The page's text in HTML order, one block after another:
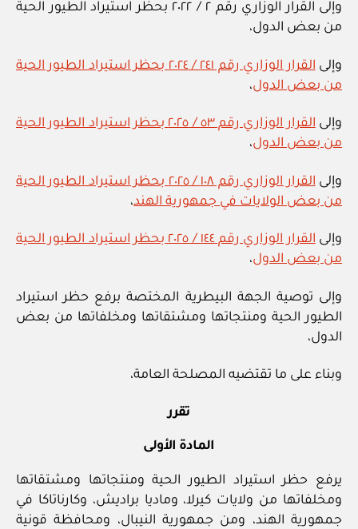
وإلى القرار الوزاري رقم ٢ / ٢٠٢٢ بحظر استيراد الطيور الحية
من بعض الدول،
وإلى
القرار الوزاري رقم ٢٤١ / ٢٠٢٤ بحظر استيراد الطيور الحية
من بعض الدول،
وإلى
القرار الوزاري رقم ٥٣ / ٢٠٢٥ بحظر استيراد الطيور الحية
من بعض الدول،
وإلى
القرار الوزاري رقم ١٠٨ / ٢٠٢٥ بحظر استيراد الطيور الحية
من بعض الولايات في جمهورية الهند،
وإلى
القرار الوزاري رقم ١٤٤ / ٢٠٢٥ بحظر استيراد الطيور الحية
من بعض الدول،
وإلى توصية الجهة البيطرية المختصة برفع حظر استيراد
الطيور الحية ومنتجاتها ومشتقاتها ومخلفاتها من بعض
الدول،
وبناء على ما تقتضيه المصلحة العامة،
تقرر
المادة الأولى
يرفع حظر استيراد الطيور الحية ومنتجاتها ومشتقاتها
ومخلفاتها من ولايات كيرلا، وماديا براديش، وكارناتاكا في
جمهورية الهند، ومن جمهورية النيبال، ومحافظة قونية